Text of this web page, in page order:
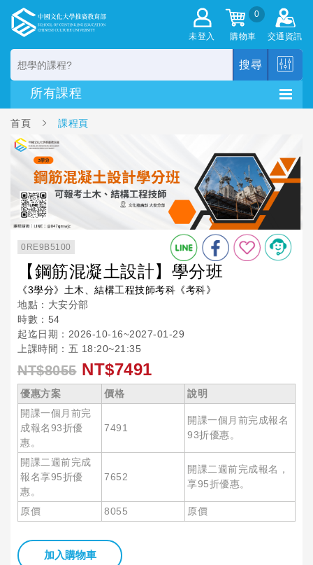
未登入
0
購物車 交通資訊
搜尋
首頁 課程頁
0RE9B5100
【鋼筋混凝土設計】學分班
《3學分》土木、結構工程技師考科《考科》
地點：大安分部
時數：54
起迄日期：2026-10-16~2027-01-29
上課時間：五 18:20~21:35
NT$8055 NT$7491
優惠方案 價格
說明
開課一個月前完
成報名93折優
惠。
7491
開課一個月前完成報名
93折優惠。
開課二週前完成
報名享95折優
惠。
7652
開課二週前完成報名，
享95折優惠。
原價 8055 原價
加入購物車